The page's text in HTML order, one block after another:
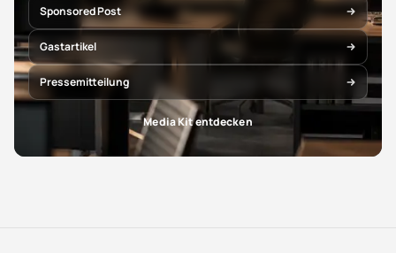
Sponsored Post
Gastartikel
Pressemitteilung
Media Kit entdecken